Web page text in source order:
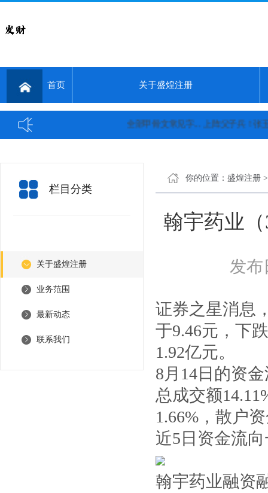
首页 关于盛煌注册
全部甲骨文常见字... 上阵父子兵！张玉
栏目分类
关于盛煌注册
业务范围
最新动态
联系我们
你的位置： 盛煌注册
翰宇药业（
发布
证券之星消息
于9.46元，下
1.92亿元。
8月14日的资
总成交额
1.66%，散户
近5日资金流
翰宇药业融资